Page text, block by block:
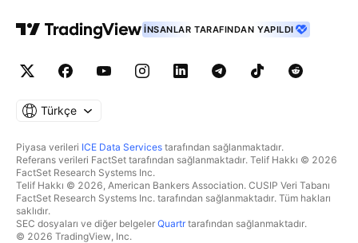
İNSANLAR TARAFINDAN YAPILDI
Türkçe
Piyasa verileri ICE Data Services tarafından sağlanmaktadır.
Referans verileri FactSet tarafından sağlanmaktadır. Telif Hakkı © 2026
FactSet Research Systems Inc.
Telif Hakkı © 2026, American Bankers Association. CUSIP Veri Tabanı
FactSet Research Systems Inc. tarafından sağlanmaktadır. Tüm hakları
saklıdır.
SEC dosyaları ve diğer belgeler Quartrtarafından sağlanmaktadır.
© 2026 TradingView, Inc.